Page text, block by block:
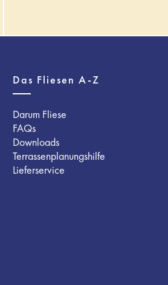
Das Fliesen A-Z
Darum Fliese
FAQs
Downloads
Terrassenplanungshilfe
Lieferservice